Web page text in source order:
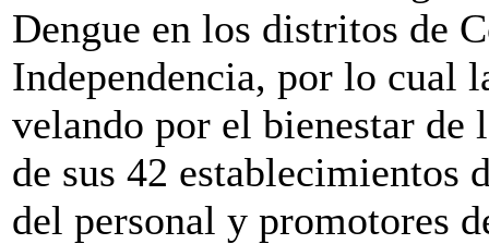
Dengue en los distritos de
Independencia, por lo cual
velando por el bienestar de
de sus 42 establecimientos
del personal y promotores